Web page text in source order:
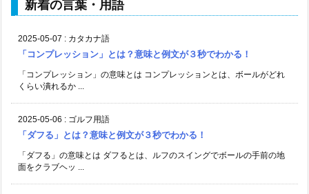
新着の言葉・用語
2025-05-07 : カタカナ語
「コンプレッション」とは？意味と例文が３秒でわかる！
「コンプレッション」の意味とは コンプレッションとは、ボールがどれ
くらい潰れるか ...
2025-05-06 : ゴルフ用語
「ダフる」とは？意味と例文が３秒でわかる！
「ダフる」の意味とは ダフるとは、ルフのスイングでボールの手前の地
面をクラブヘッ ...